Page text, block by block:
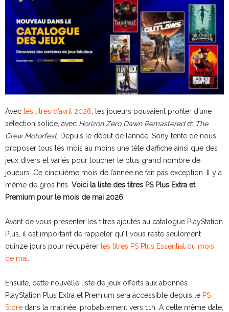
Avec les titres d’avril 2026 , les joueurs pouvaient profiter d’une
sélection solide, avec Horizon Zero Dawn Remasteredet The
Crew Motorfest. Depuis le début de l’année, Sony tente de nous
proposer tous les mois au moins une tête d’affiche ainsi que des
jeux divers et variés pour toucher le plus grand nombre de
joueurs. Ce cinquième mois de l’année ne fait pas exception. Il y a
même de gros hits. Voici la liste des titres PS Plus Extra et
Premium pour le mois de mai 2026
Avant de vous présenter les titres ajoutés au catalogue PlayStation
Plus, il est important de rappeler qu’il vous reste seulement
quinze jours pour récupérer les titres PS Plus Essential du mois
de mai
Ensuite, cette nouvelle liste de jeux offerts aux abonnés
PlayStation Plus Extra et Premium sera accessible depuis le PS
Store dans la matinée, probablement vers 11h. A cette même date,